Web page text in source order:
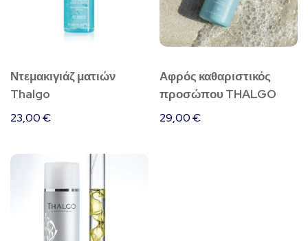
Ντεμακιγιάζ ματιών
Thalgo
23,00€
Αφρός καθαριστικός
προσώπου THALGO
29,00€